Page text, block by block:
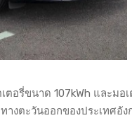
อรี่ขนาด 107kWh และม
งตะวันออกของประเทศอั